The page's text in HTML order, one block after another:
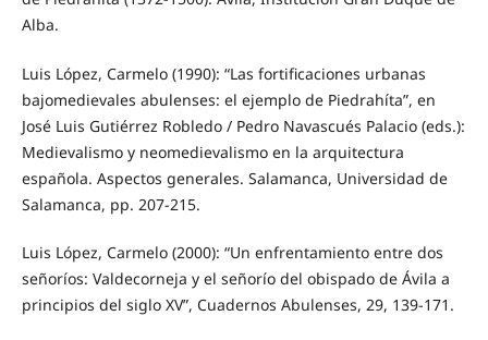
Alba.
Luis López, Carmelo (1990): “Las fortificaciones urbanas
bajomedievales abulenses: el ejemplo de Piedrahíta”, en
José Luis Gutiérrez Robledo / Pedro Navascués Palacio (eds.):
Medievalismo y neomedievalismo en la arquitectura
española. Aspectos generales. Salamanca, Universidad de
Salamanca, pp. 207-215.
Luis López, Carmelo (2000): “Un enfrentamiento entre dos
señoríos: Valdecorneja y el señorío del obispado de Ávila a
principios del siglo XV”, Cuadernos Abulenses, 29, 139-171.